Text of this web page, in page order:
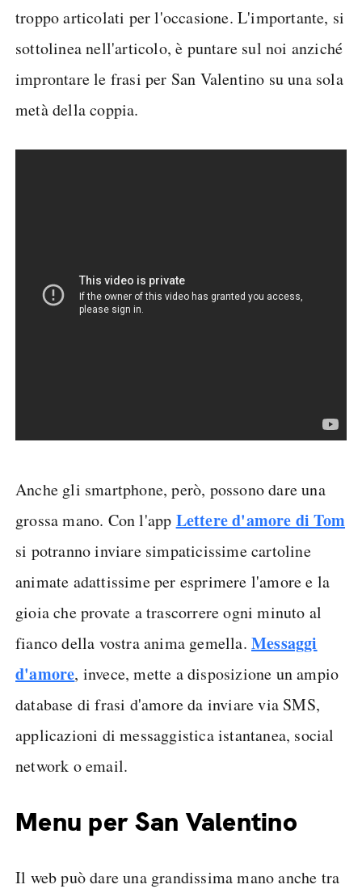
troppo articolati per l'occasione. L'importante, si
sottolinea nell'articolo, è puntare sul noi anziché
improntare le frasi per San Valentino su una sola
metà della coppia.
Anche gli smartphone, però, possono dare una
grossa mano. Con l'app Lettere d'amore di Tom
si potranno inviare simpaticissime cartoline
animate adattissime per esprimere l'amore e la
gioia che provate a trascorrere ogni minuto al
fianco della vostra anima gemella. Messaggi
d'amore, invece, mette a disposizione un ampio
database di frasi d'amore da inviare via SMS,
applicazioni di messaggistica istantanea, social
network o email.
Menu per San Valentino
Il web può dare una grandissima mano anche tra